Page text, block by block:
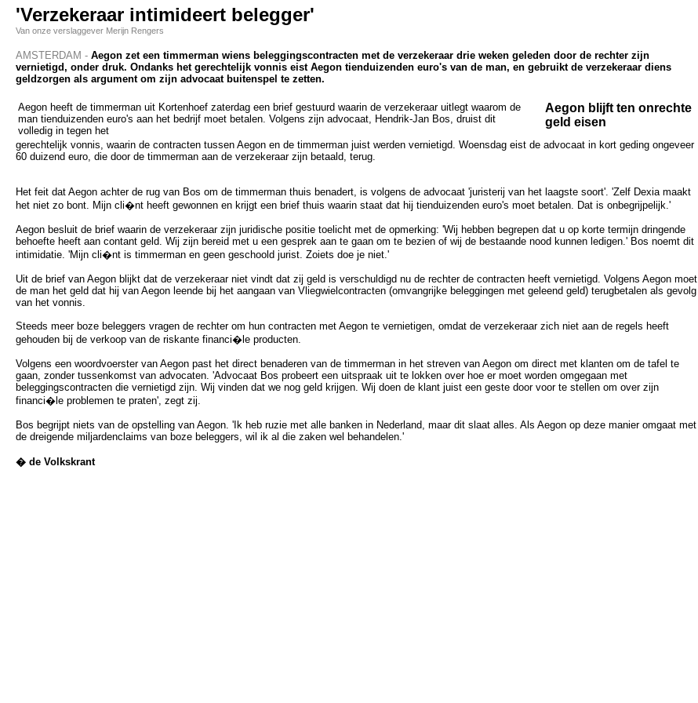
'Verzekeraar intimideert belegger'
Van onze verslaggever Merijn Rengers
AMSTERDAM - Aegon zet een timmerman wiens beleggingscontracten met de verzekeraar drie weken geleden door de rechter zijn
vernietigd, onder druk. Ondanks het gerechtelijk vonnis eist Aegon tienduizenden euro's van de man, en gebruikt de verzekeraar diens
geldzorgen als argument om zijn advocaat buitenspel te zetten.
Aegon heeft de timmerman uit Kortenhoef zaterdag een brief gestuurd waarin de verzekeraar uitlegt waarom de
man tienduizenden euro's aan het bedrijf moet betalen. Volgens zijn advocaat, Hendrik-Jan Bos, druist dit
volledig in tegen het
Aegon blijft ten onrechte
geld eisen
gerechtelijk vonnis, waarin de contracten tussen Aegon en de timmerman juist werden vernietigd. Woensdag eist de advocaat in kort geding ongeveer
60 duizend euro, die door de timmerman aan de verzekeraar zijn betaald, terug.
Het feit dat Aegon achter de rug van Bos om de timmerman thuis benadert, is volgens de advocaat 'juristerij van het laagste soort'. 'Zelf Dexia maakt
het niet zo bont. Mijn cli�nt heeft gewonnen en krijgt een brief thuis waarin staat dat hij tienduizenden euro's moet betalen. Dat is onbegrijpelijk.'
Aegon besluit de brief waarin de verzekeraar zijn juridische positie toelicht met de opmerking: 'Wij hebben begrepen dat u op korte termijn dringende
behoefte heeft aan contant geld. Wij zijn bereid met u een gesprek aan te gaan om te bezien of wij de bestaande nood kunnen ledigen.' Bos noemt dit
intimidatie. 'Mijn cli�nt is timmerman en geen geschoold jurist. Zoiets doe je niet.'
Uit de brief van Aegon blijkt dat de verzekeraar niet vindt dat zij geld is verschuldigd nu de rechter de contracten heeft vernietigd. Volgens Aegon moet
de man het geld dat hij van Aegon leende bij het aangaan van Vliegwielcontracten (omvangrijke beleggingen met geleend geld) terugbetalen als gevolg
van het vonnis.
Steeds meer boze beleggers vragen de rechter om hun contracten met Aegon te vernietigen, omdat de verzekeraar zich niet aan de regels heeft
gehouden bij de verkoop van de riskante financi�le producten.
Volgens een woordvoerster van Aegon past het direct benaderen van de timmerman in het streven van Aegon om direct met klanten om de tafel te
gaan, zonder tussenkomst van advocaten. 'Advocaat Bos probeert een uitspraak uit te lokken over hoe er moet worden omgegaan met
beleggingscontracten die vernietigd zijn. Wij vinden dat we nog geld krijgen. Wij doen de klant juist een geste door voor te stellen om over zijn
financi�le problemen te praten', zegt zij.
Bos begrijpt niets van de opstelling van Aegon. 'Ik heb ruzie met alle banken in Nederland, maar dit slaat alles. Als Aegon op deze manier omgaat met
de dreigende miljardenclaims van boze beleggers, wil ik al die zaken wel behandelen.'
� de Volkskrant